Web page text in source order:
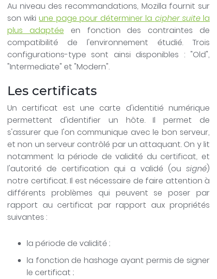
Au niveau des recommandations, Mozilla fournit sur
son wikiune page pour déterminer la cipher suitela
plus adaptée en fonction des contraintes de
compatibilité de l'environnement étudié. Trois
configurations-type sont ainsi disponibles : "Old",
"Intermediate" et "Modern".
Les certificats
Un certificat est une carte d'identitié numérique
permettent d'identifier un hôte. Il permet de
s'assurer que l'on communique avec le bon serveur,
et non un serveur contrôlé par un attaquant. On y lit
notamment la période de validité du certificat, et
l'autorité de certification qui a validé (ou signé)
notre certificat. Il est nécessaire de faire attention à
différents problèmes qui peuvent se poser par
rapport au certificat par rapport aux propriétés
suivantes :
la période de validité ;
la fonction de hashage ayant permis de signer
le certificat ;